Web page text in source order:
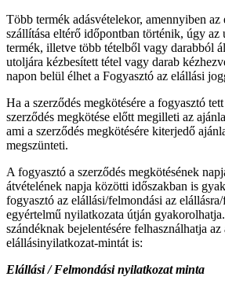
Több termék adásvételekor, amennyiben az
szállítása eltérő időpontban történik, úgy az
termék, illetve több tételből vagy darabból
utoljára kézbesített tétel vagy darab
napon belül élhet a Fogyasztó az elállási
Ha a szerződés megkötésére a fogyasztó
szerződés megkötése előtt megilleti az
ami a szerződés megkötésére kiterjedő
megszünteti.
A fogyasztó a szerződés megkötésének
átvételének napja közötti időszakban is
fogyasztó az elállási/felmondási az
egyértelmű nyilatkozata útján
szándéknak bejelentésére felhasználhatja az
elállásinyilatkozat-mintát is:
Elállási / Felmondási nyilatkozat minta